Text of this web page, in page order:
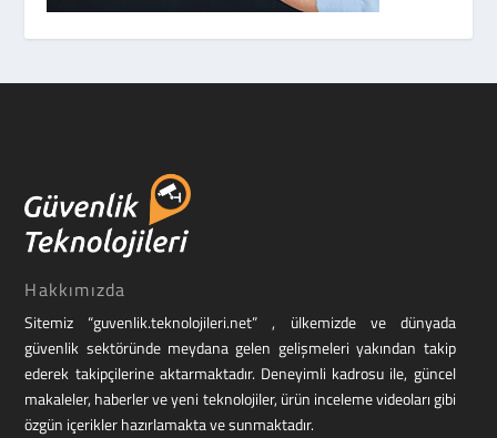
Hakkımızda
Sitemiz “guvenlik.teknolojileri.net” , ülkemizde ve dünyada
güvenlik sektöründe meydana gelen gelişmeleri yakından takip
ederek takipçilerine aktarmaktadır. Deneyimli kadrosu ile, güncel
makaleler, haberler ve yeni teknolojiler, ürün inceleme videoları gibi
özgün içerikler hazırlamakta ve sunmaktadır.